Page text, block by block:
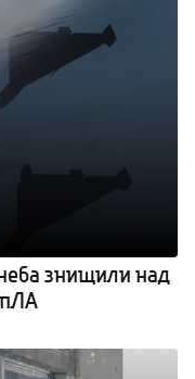
знищили над